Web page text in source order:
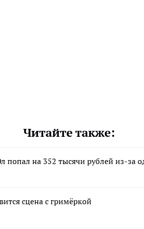
Читайте также:
попал на 352 тысячи рублей из-за
сцена с гримёркой